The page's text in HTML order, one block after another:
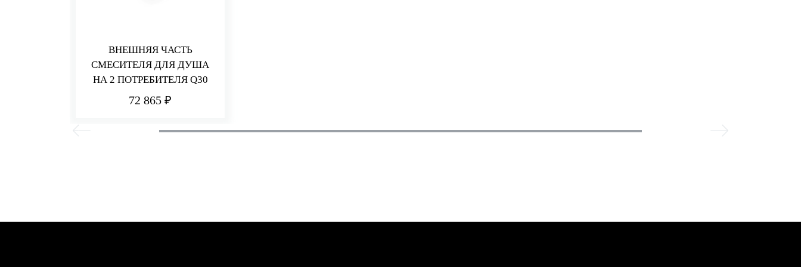
ВНЕШНЯЯ ЧАСТЬ
СМЕСИТЕЛЯ ДЛЯ ДУША
НА 2 ПОТРЕБИТЕЛЯ Q30
72 865 ₽